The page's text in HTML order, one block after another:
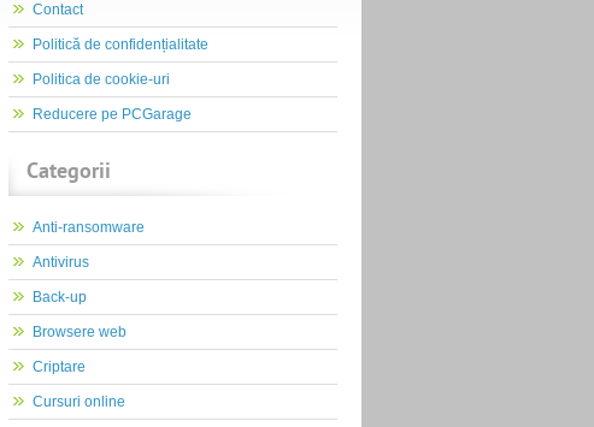
Contact
Politică de confidențialitate
Politica de cookie-uri
Reducere pe PCGarage
Categorii
Anti-ransomware
Antivirus
Back-up
Browsere web
Criptare
Cursuri online